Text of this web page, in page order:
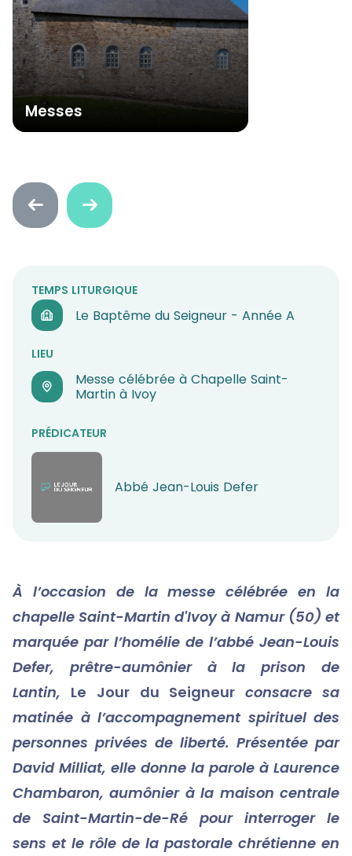
Messes
Faire
défiler
Faire
défiler
TEMPS LITURGIQUE
Le Baptême du Seigneur - Année A
LIEU
Messe célébrée à Chapelle Saint-
Martin à Ivoy
PRÉDICATEUR
Abbé Jean-Louis Defer
À l’occasion de la messe célébrée en la
chapelle Saint-Martin d'Ivoy à Namur (50) et
marquée par l’homélie de l’abbé Jean-Louis
Defer, prêtre-aumônier à la prison de
Lantin, Le Jour du Seigneur consacre sa
matinée à l’accompagnement spirituel des
personnes privées de liberté. Présentée par
David Milliat, elle donne la parole à Laurence
Chambaron, aumônier à la maison centrale
de Saint-Martin-de-Ré pour interroger le
sens et le rôle de la pastorale chrétienne en